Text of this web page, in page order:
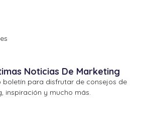
Noticias De Marketing
boletín para disfrutar de consejos de
inspiración y mucho más.